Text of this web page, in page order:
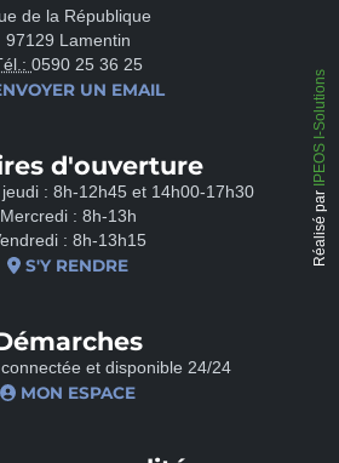
de la République
97129 Lamentin
0590 25 36 25
UN EMAIL
d'ouverture
: 8h-12h45 et 14h00-17h30
Mercredi : 8h-13h
: 8h-13h15
S'Y RENDRE
et disponible 24/24
MON ESPACE
Réalisé par
IPEOS I-Solutions